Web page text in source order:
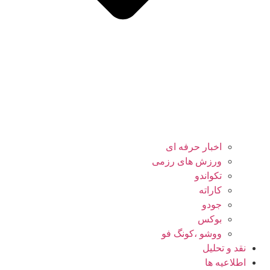
اخبار حرفه ای
ورزش های رزمی
تکواندو
کاراته
جودو
بوکس
ووشو ،کونگ فو
نقد و تحلیل
اطلاعیه ها